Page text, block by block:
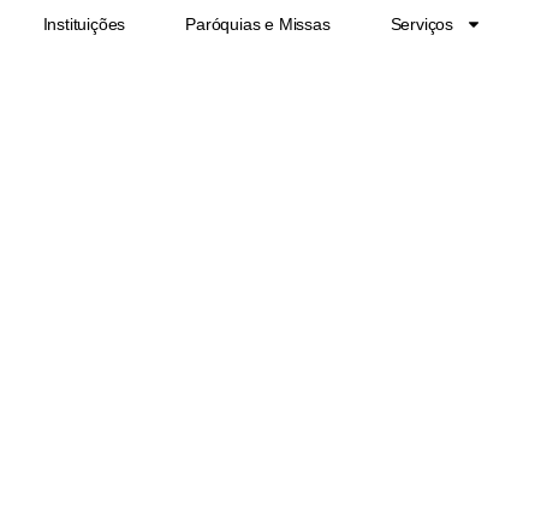
Instituições Paróquias e Missas Serviços